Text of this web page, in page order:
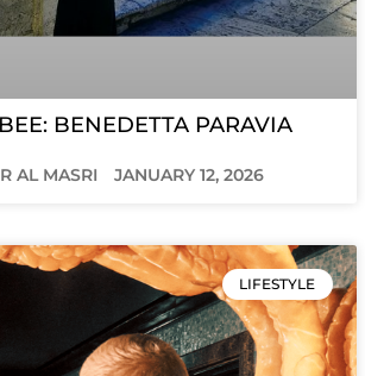
BENEDETTA PARAVIA
AL MASRI JANUARY 12, 2026
LIFESTYLE